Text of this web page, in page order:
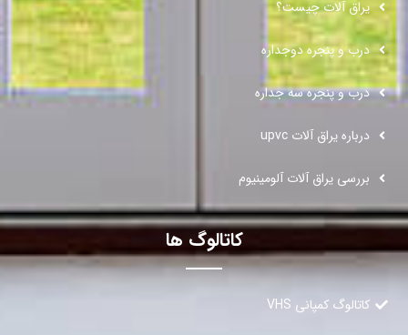
یراق آلات چیست؟
درب و پنجره دوجداره
درب و پنجره سه جداره
درباره یراق آلات upvc
بررسی یراق آلات آلومینیوم
کاتالوگ ها
کاتالوگ کمپانی VHS